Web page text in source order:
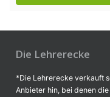
Die Lehrerecke
*Die Lehrerecke verkauft
Anbieter hin, bei denen